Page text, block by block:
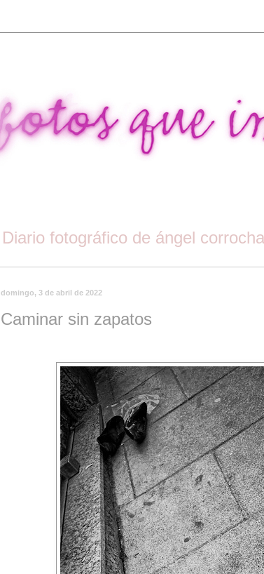
Diario fotográfico de ángel
domingo, 3 de abril de 2022
Caminar sin zapatos